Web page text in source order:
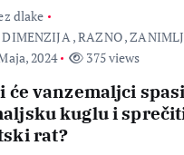
dlake
DIMENZIJA,RAZNO,
2024
375 views
će vanzemaljci
kuglu i
rat?